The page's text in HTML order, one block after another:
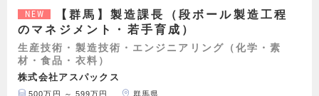
NEW
【群馬】製造課長（段ボール製造工程
のマネジメント・若手育成）
生産技術・製造技術・エンジニアリング（化学・素
材・食品・衣料）
株式会社アスパックス
500万円 ～ 599万円 群馬県